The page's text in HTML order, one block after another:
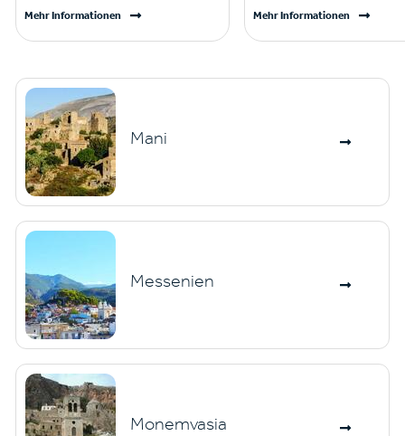
Mehr Informationen Mehr Informationen
Mani
Messenien
Monemvasia